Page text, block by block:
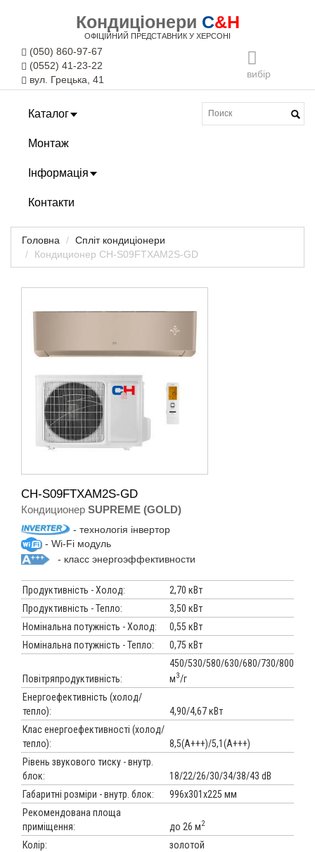
Кондиціонери C&H
ОФІЦІЙНИЙ ПРЕДСТАВНИК У ХЕРСОНІ
вибір
(050) 860-97-67
(0552) 41-23-22
вул. Грецька, 41
Каталог
Монтаж
Інформація
Контакти
Головна
Спліт кондиціонери
Кондиционер CH-S09FTXAM2S-GD
CH-S09FTXAM2S-GD
Кондиционер SUPREME (GOLD)
- технологія інвертор
- Wi-Fi модуль
- класс энергоэффективности
Продуктивність - Холод:
2,70 кВт
Продуктивність - Тепло:
3,50 кВт
Номінальна потужність - Холод:
0,55 кВт
Номінальна потужність - Тепло:
0,75 кВт
Повітряпродуктивність:
450/530/580/630/680/730/800
м3/г
Енергоефективність (холод/
тепло):
4,90/4,67 кВт
Клас енергоефективності (холод/
тепло):
8,5(А+++)/5,1(А+++)
Рівень звукового тиску - внутр.
блок:
18/22/26/30/34/38/43 dB
Габаритні розміри - внутр. блок:
996х301х225 мм
Рекомендована площа
приміщення:
до 26 м2
Колір: золотой